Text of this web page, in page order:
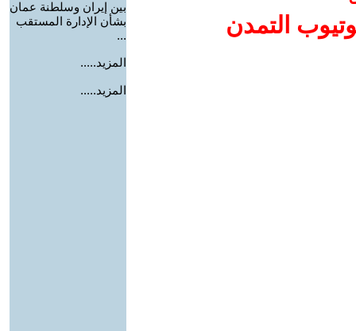
التمدن
بين إيران وسلطنة عمان
بشأن الإدارة المستقب
...
المزيد.....
المزيد.....